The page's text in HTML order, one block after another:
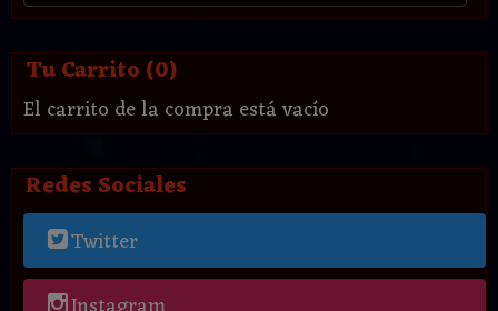
Tu Carrito (0)
El carrito de la compra está vacío
Redes Sociales
Twitter